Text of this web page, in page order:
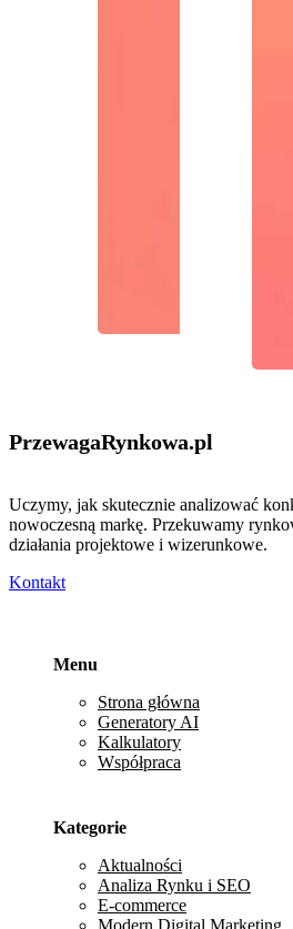
PrzewagaRynkowa.pl
Uczymy, jak skutecznie analizować
nowoczesną markę. Przekuwamy
działania projektowe i wizerunkowe.
Kontakt
Menu
Strona główna
Generatory AI
Kalkulatory
Współpraca
Kategorie
Aktualności
Analiza Rynku i SEO
E-commerce
Modern Digital Marketing